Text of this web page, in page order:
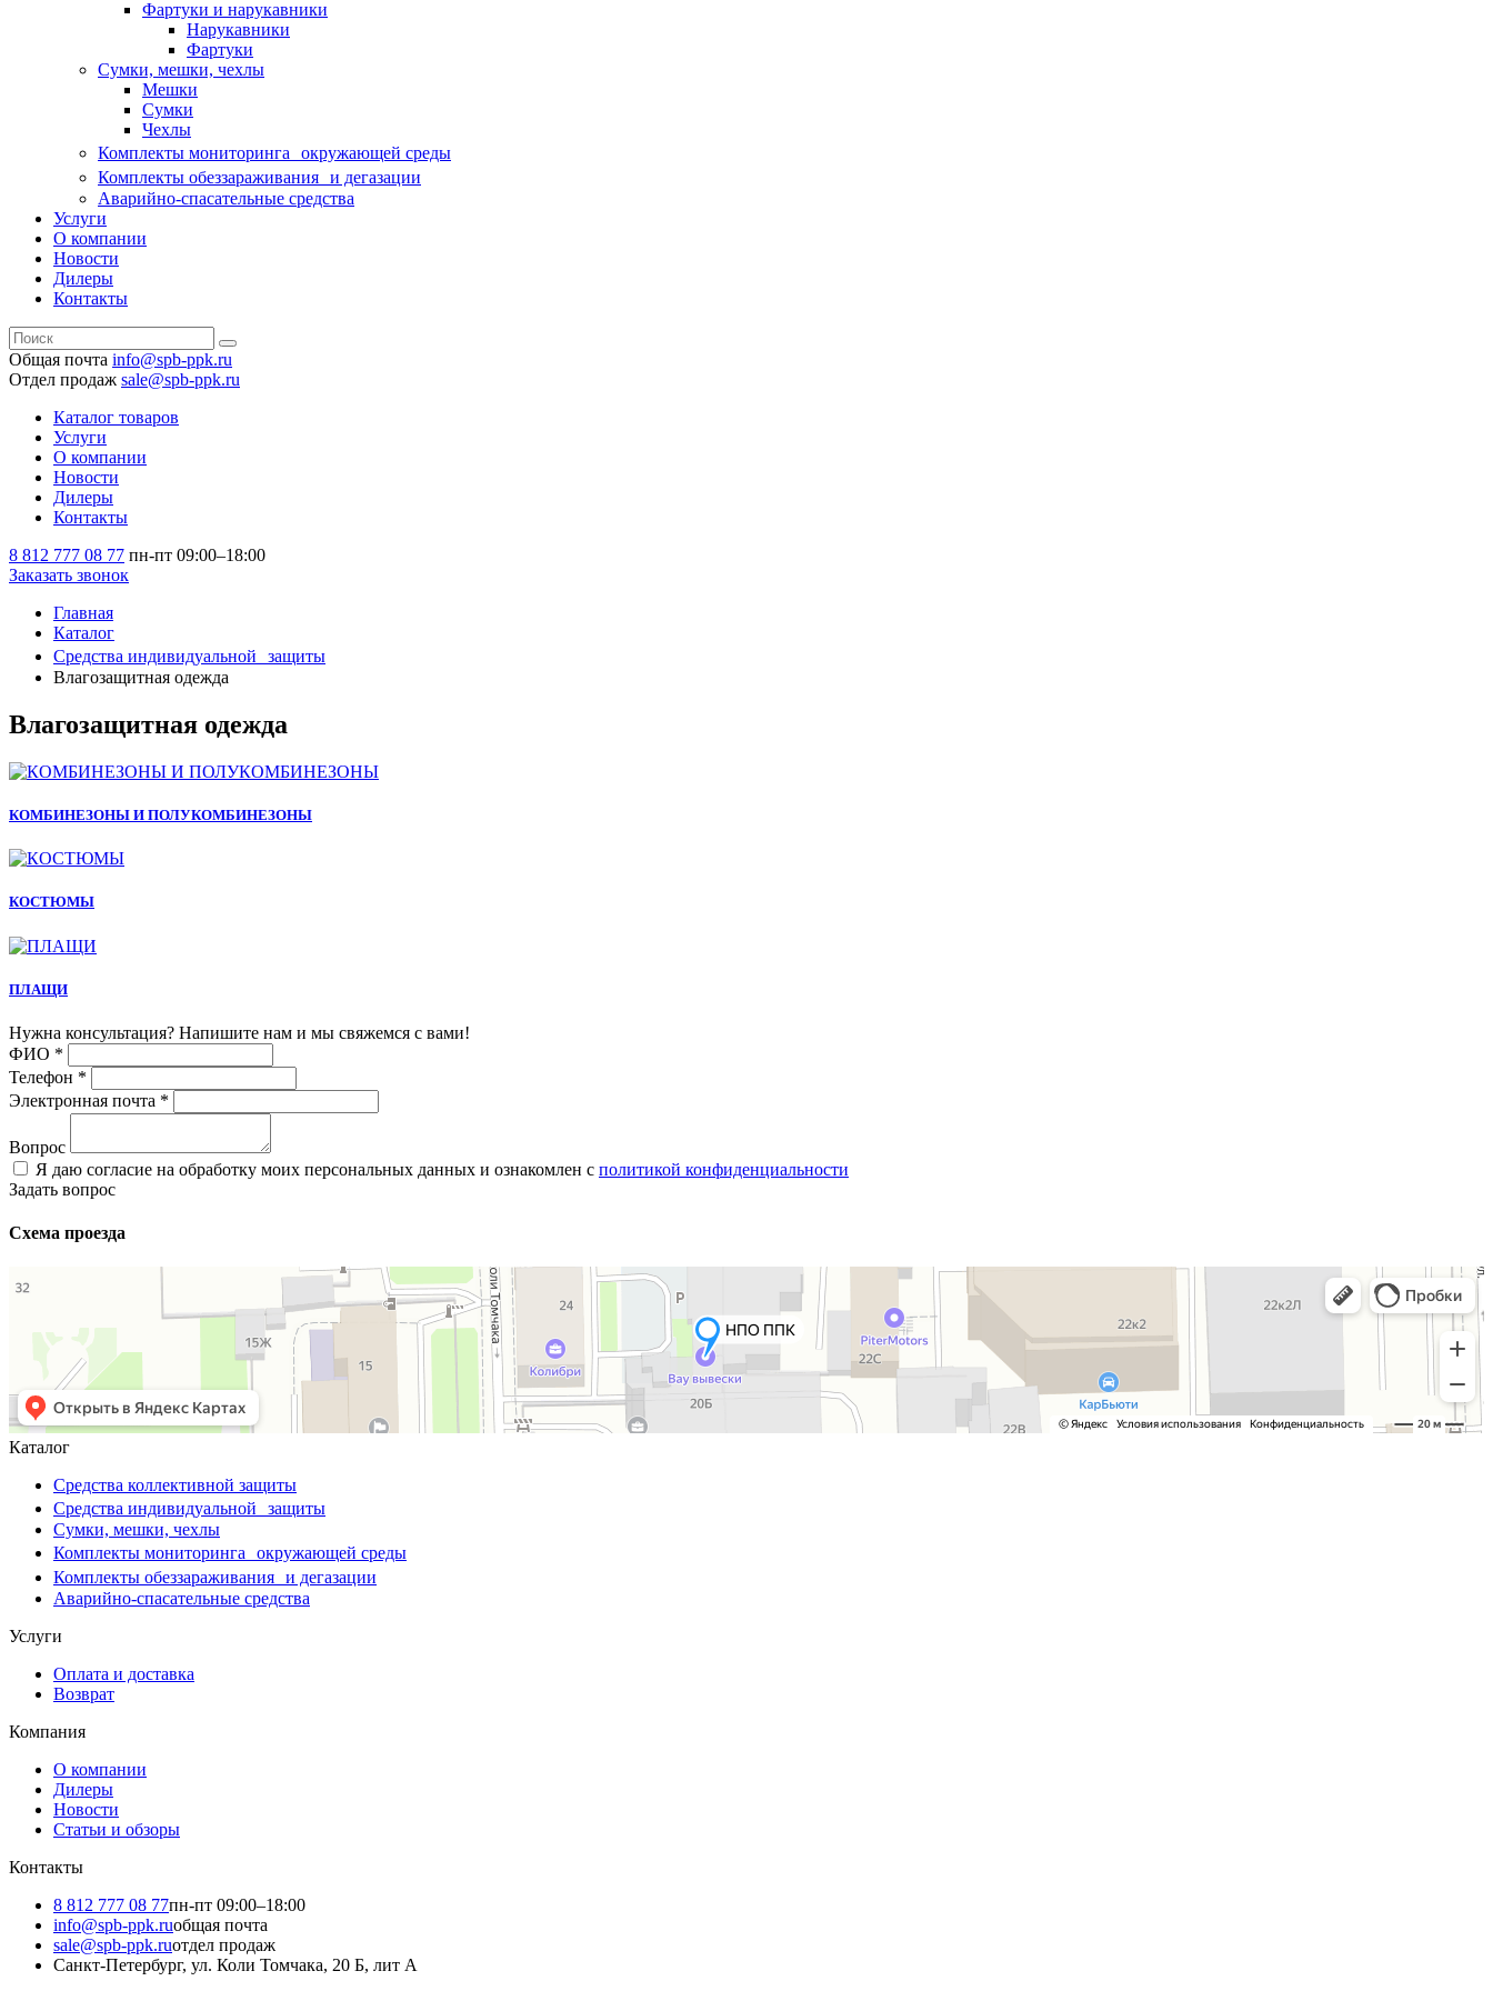
Фартуки и нарукавники
Нарукавники
Фартуки
Сумки, мешки, чехлы
Мешки
Сумки
Чехлы
Комплекты мониторинга окружающей среды
Комплекты обеззараживания и дегазации
Аварийно-спасательные средства
Услуги
О компании
Новости
Дилеры
Контакты
Общая почта info@spb-ppk.ru
Отдел продаж sale@spb-ppk.ru
Каталог товаров
Услуги
О компании
Новости
Дилеры
Контакты
8 812 777 08 77 пн-пт 09:00–18:00
Заказать звонок
Главная
Каталог
Средства индивидуальной защиты
Влагозащитная одежда
Влагозащитная одежда
КОМБИНЕЗОНЫ И ПОЛУКОМБИНЕЗОНЫ
КОСТЮМЫ
ПЛАЩИ
Нужна консультация? Напишите нам и мы свяжемся с вами!
ФИО *
Телефон *
Электронная почта *
Вопрос
Я даю согласие на обработку моих персональных данных и ознакомлен с политикой конфиденциальности
Задать вопрос
Схема проезда
Каталог
Средства коллективной защиты
Средства индивидуальной защиты
Сумки, мешки, чехлы
Комплекты мониторинга окружающей среды
Комплекты обеззараживания и дегазации
Аварийно-спасательные средства
Услуги
Оплата и доставка
Возврат
Компания
О компании
Дилеры
Новости
Статьи и обзоры
Контакты
8 812 777 08 77пн-пт 09:00–18:00
info@spb-ppk.ruобщая почта
sale@spb-ppk.ruотдел продаж
Санкт-Петербург, ул. Коли Томчака, 20 Б, лит А